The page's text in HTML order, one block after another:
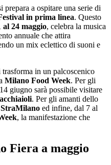
a ospitare una serie di
in prima linea. Questo
al 24 maggio, celebra la musica
annuale che attira
un mix eclettico di suoni e
in un palcoscenico
Milano Food Week. Per gli
giugno sarà possibile visitare
. Per gli amanti dello
StraMilano ed infine, dal 7 al
, la manifestazione che
Fiera a maggio